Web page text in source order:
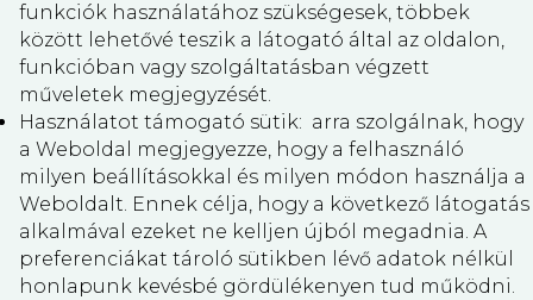
funkciók használatához szükségesek, többek
között lehetővé teszik a látogató által az oldalon,
funkcióban vagy szolgáltatásban végzett
műveletek megjegyzését.
Használatot támogató sütik: arra szolgálnak, hogy
a Weboldal megjegyezze, hogy a felhasználó
milyen beállításokkal és milyen módon használja a
Weboldalt. Ennek célja, hogy a következő látogatás
alkalmával ezeket ne kelljen újból megadnia. A
preferenciákat tároló sütikben lévő adatok nélkül
honlapunk kevésbé gördülékenyen tud működni.